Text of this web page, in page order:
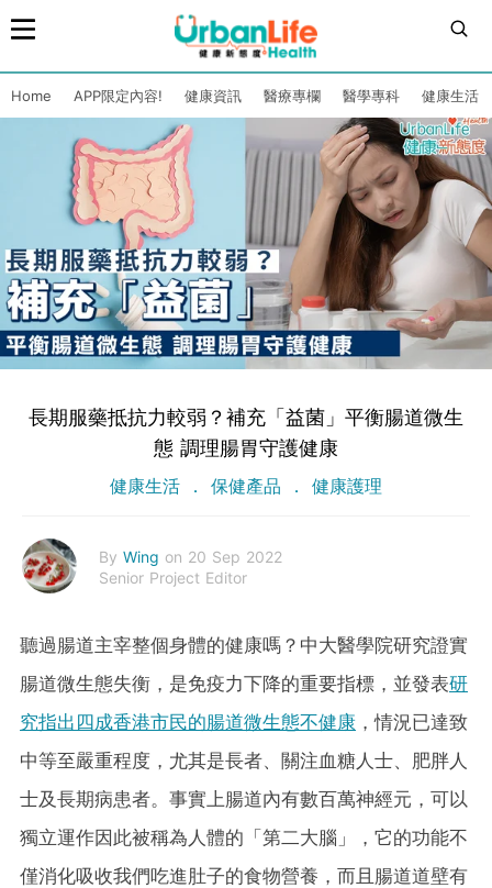
Home APP限定內容! 健康資訊 醫療專欄 醫學專科 健康生活
長期服藥抵抗力較弱？補充「益菌」平衡腸道微生
態 調理腸胃守護健康
健康生活 保健產品 健康護理
By Wing on 20 Sep 2022
Senior Project Editor
聽過腸道主宰整個身體的健康嗎？中大醫學院研究證實
腸道微生態失衡，是免疫力下降的重要指標，並發表研
究指出四成香港市民的腸道微生態不健康 ，情況已達致
中等至嚴重程度，尤其是長者、關注血糖人士、肥胖人
士及長期病患者。事實上腸道內有數百萬神經元，可以
獨立運作因此被稱為人體的「第二大腦」，它的功能不
僅消化吸收我們吃進肚子的食物營養，而且腸道道壁有